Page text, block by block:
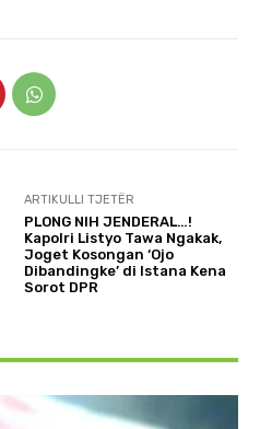
ARTIKULLI TJETËR
PLONG NIH JENDERAL…!
Kapolri Listyo Tawa Ngakak,
Joget Kosongan ‘Ojo
Dibandingke’ di Istana Kena
Sorot DPR